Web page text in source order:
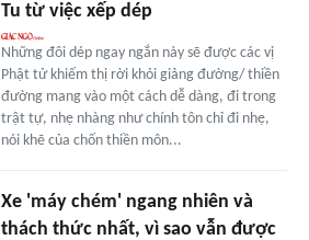
Tu từ việc xếp dép
Những đôi dép ngay ngắn này sẽ được các vị
Phật tử khiếm thị rời khỏi giảng đường/ thiền
đường mang vào một cách dễ dàng, đi trong
trật tự, nhẹ nhàng như chính tôn chỉ đi nhẹ,
nói khẽ của chốn thiền môn...
Xe 'máy chém' ngang nhiên và
thách thức nhất, vì sao vẫn được